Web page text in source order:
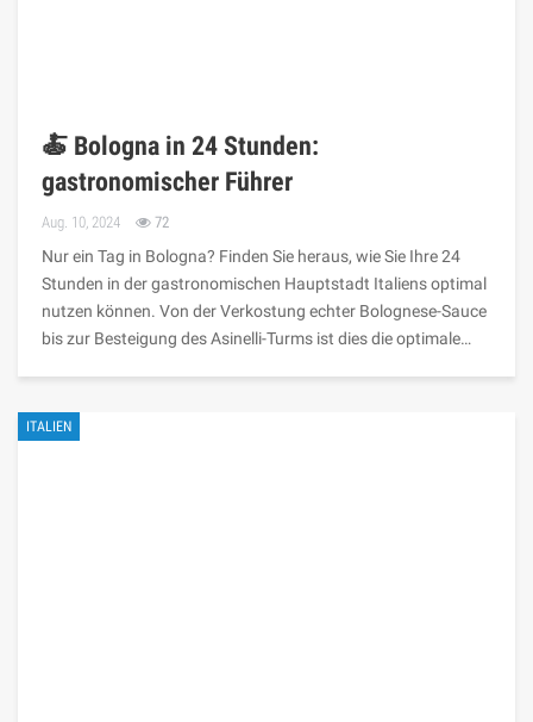
🍝 Bologna in 24 Stunden:
gastronomischer Führer
Aug. 10, 2024 72
Nur ein Tag in Bologna? Finden Sie heraus, wie Sie Ihre 24
Stunden in der gastronomischen Hauptstadt Italiens optimal
nutzen können. Von der Verkostung echter Bolognese-Sauce
bis zur Besteigung des Asinelli-Turms ist dies die optimale…
ITALIEN